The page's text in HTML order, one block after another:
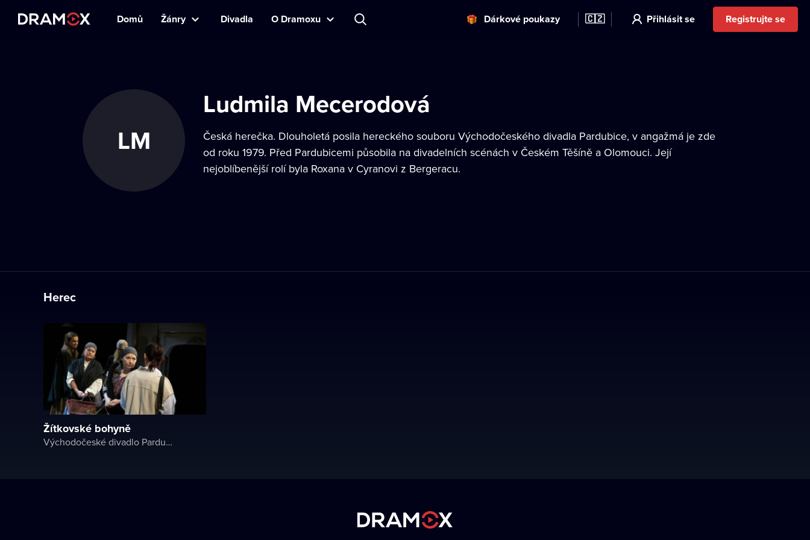
Domů Žánry Divadla O Dramoxu Dárkové poukazy 🇨🇿 Přihlásit se Registrujte se
LM
Ludmila Mecerodová
Česká herečka. Dlouholetá posila hereckého souboru Východočeského divadla Pardubice, v angažmá je zde
od roku 1979. Před Pardubicemi působila na divadelních scénách v Českém Těšíně a Olomouci. Její
nejoblíbenější rolí byla Roxana v Cyranovi z Bergeracu.
Herec
Žítkovské bohyně
Východočeské divadlo Pardubice